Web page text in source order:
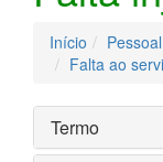
Início
Falta ao
Termo